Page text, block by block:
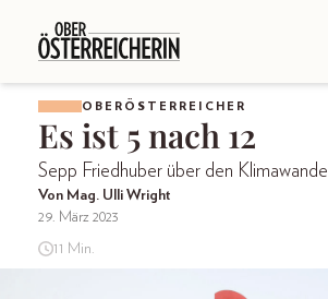
OBERÖSTERREICHER
Es ist 5 nach 12
Sepp Friedhuber über den Klimawandel
Von Mag. Ulli Wright
29. März 2023
11 Min.